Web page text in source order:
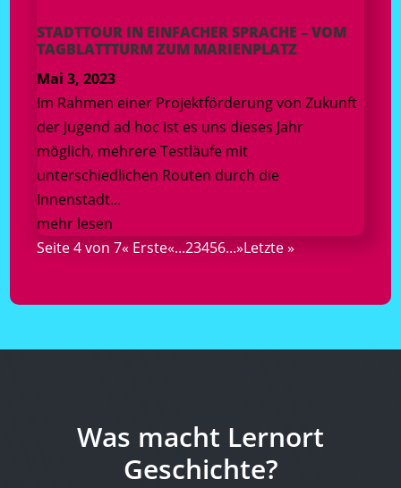
STADTTOUR IN EINFACHER SPRACHE – VOM
TAGBLATTTURM ZUM MARIENPLATZ
Mai 3, 2023
Im Rahmen einer Projektförderung von Zukunft
der Jugend ad hoc ist es uns dieses Jahr
möglich, mehrere Testläufe mit
unterschiedlichen Routen durch die
Innenstadt...
mehr lesen
Seite 4 von 7« Erste«...23456...»Letzte »
Was macht Lernort
Geschichte?